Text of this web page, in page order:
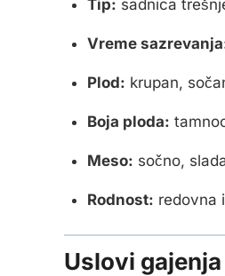
Tip: sadnica
Vreme
Plod: krupan,
Boja ploda:
Meso: sočno,
Rodnost: redovna
Uslovi gajenja